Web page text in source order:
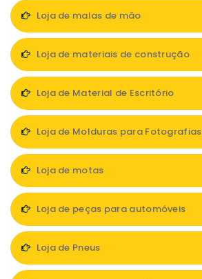
Loja de malas de mão
Loja de materiais de construção
Loja de Material de Escritório
Loja de Molduras para Fotografias
Loja de motas
Loja de peças para automóveis
Loja de Pneus